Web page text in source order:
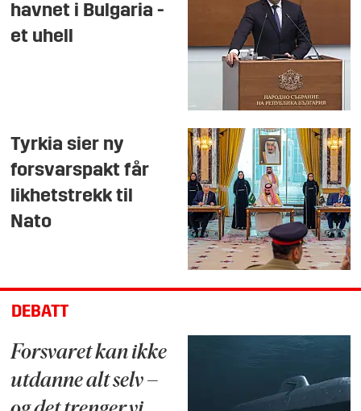
havnet i Bulgaria -
et uhell
Tyrkia sier ny
forsvarspakt får
likhetstrekk til
Nato
DEBATT
Forsvaret kan ikke
utdanne alt selv –